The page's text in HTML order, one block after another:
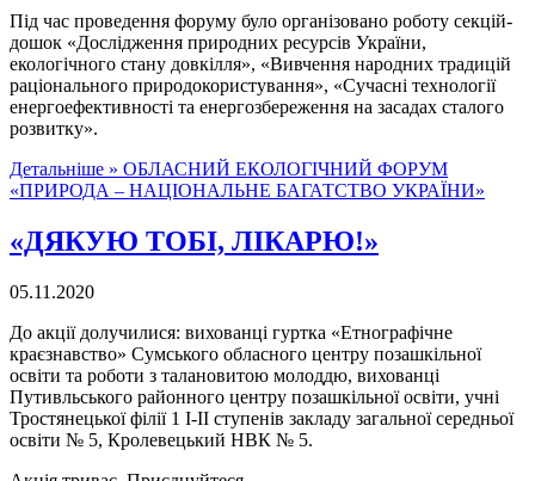
Під час проведення форуму було організовано роботу секцій-
дошок «Дослідження природних ресурсів України,
екологічного стану довкілля», «Вивчення народних традицій
раціонального природокористування», «Сучасні технології
енергоефективності та енергозбереження на засадах сталого
розвитку».
Детальніше » ОБЛАСНИЙ ЕКОЛОГІЧНИЙ ФОРУМ
«ПРИРОДА – НАЦІОНАЛЬНЕ БАГАТСТВО УКРАЇНИ»
«ДЯКУЮ ТОБІ, ЛІКАРЮ!»
05.11.2020
До акції долучилися: вихованці гуртка «Етнографічне
краєзнавство» Сумського обласного центру позашкільної
освіти та роботи з талановитою молоддю, вихованці
Путивльського районного центру позашкільної освіти, учні
Тростянецької філії 1 І-ІІ ступенів закладу загальної середньої
освіти № 5, Кролевецький НВК № 5.